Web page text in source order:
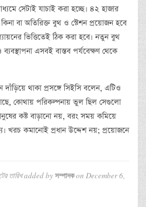
সেটাই যাচাই করা হচ্ছে। ৪২ হাজার
বা অতিরিক্ত বুথ ও স্টেশন প্রয়োজন হবে
ভিত্তিতেই ঠিক করা হবে। নতুন বুথ
এসবই বাস্তব পর্যবেক্ষণ থেকে
থাকা প্রসঙ্গে সিইসি বলেন, এটিও
কোথায় পরিকল্পনায় ভুল ছিল সেগুলো
কষ্ট বাড়ানো নয়, বরং সময় কমিয়ে
খরচ কমানোই প্রধান উদ্দেশ নয়; প্রয়োজনে
তারিখadded by সম্পাদকon December 6,